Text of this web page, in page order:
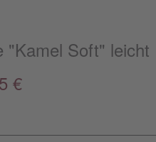
"Kamel Soft" leicht
€